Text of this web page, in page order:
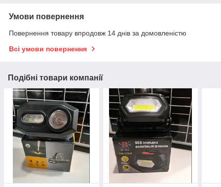
Умови повернення
Повернення товару впродовж 14 днів за домовленістю
Всі умови повернення
Подібні товари компанії